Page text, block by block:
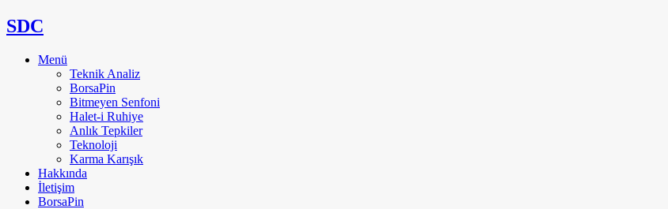
SDC
Menü
Teknik Analiz
BorsaPin
Bitmeyen Senfoni
Halet-i Ruhiye
Anlık Tepkiler
Teknoloji
Karma Karışık
Hakkında
İletişim
BorsaPin